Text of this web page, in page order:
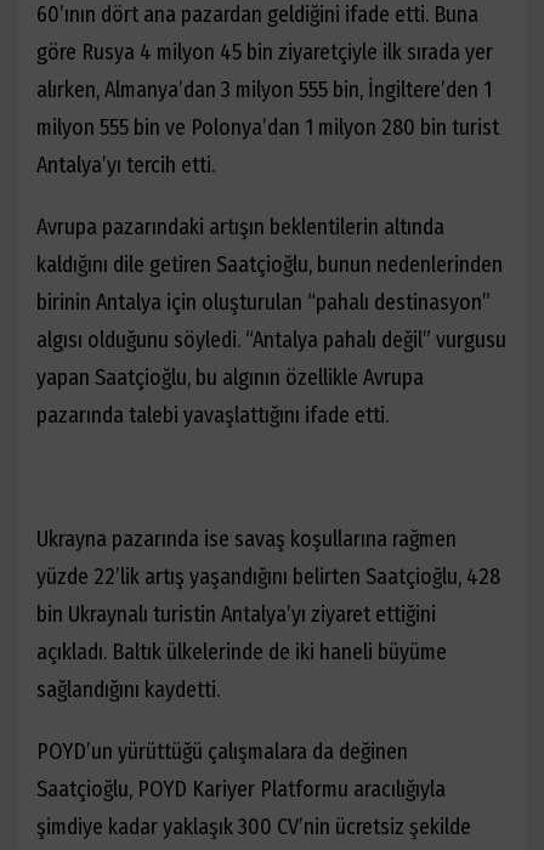
60’ının dört ana pazardan geldiğini ifade etti. Buna
göre Rusya 4 milyon 45 bin ziyaretçiyle ilk sırada yer
alırken, Almanya’dan 3 milyon 555 bin, İngiltere’den 1
milyon 555 bin ve Polonya’dan 1 milyon 280 bin turist
Antalya’yı tercih etti.
Avrupa pazarındaki artışın beklentilerin altında
kaldığını dile getiren Saatçioğlu, bunun nedenlerinden
birinin Antalya için oluşturulan “pahalı destinasyon”
algısı olduğunu söyledi. “Antalya pahalı değil” vurgusu
yapan Saatçioğlu, bu algının özellikle Avrupa
pazarında talebi yavaşlattığını ifade etti.
Ukrayna pazarında ise savaş koşullarına rağmen
yüzde 22’lik artış yaşandığını belirten Saatçioğlu, 428
bin Ukraynalı turistin Antalya’yı ziyaret ettiğini
açıkladı. Baltık ülkelerinde de iki haneli büyüme
sağlandığını kaydetti.
POYD’un yürüttüğü çalışmalara da değinen
Saatçioğlu, POYD Kariyer Platformu aracılığıyla
şimdiye kadar yaklaşık 300 CV’nin ücretsiz şekilde